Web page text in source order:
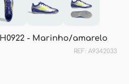
- Marinho/amarelo
REF: A9342033